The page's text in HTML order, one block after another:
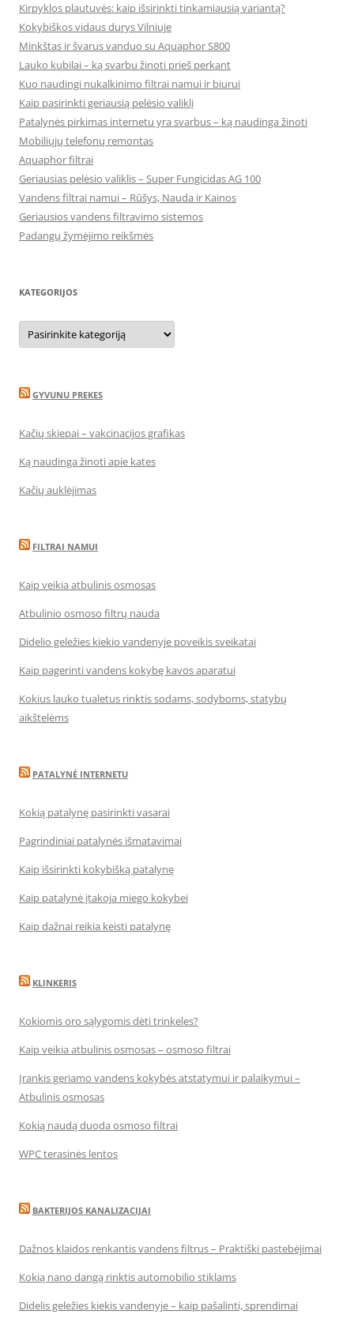
Kirpyklos plautuvės: kaip išsirinkti tinkamiausią variantą?
Kokybiškos vidaus durys Vilniuje
Minkštas ir švarus vanduo su Aquaphor S800
Lauko kubilai – ką svarbu žinoti prieš perkant
Kuo naudingi nukalkinimo filtrai namui ir biurui
Kaip pasirinkti geriausią pelėsio valiklį
Patalynės pirkimas internetu yra svarbus – ką naudinga žinoti
Mobiliųjų telefonų remontas
Aquaphor filtrai
Geriausias pelėsio valiklis – Super Fungicidas AG 100
Vandens filtrai namui – Rūšys, Nauda ir Kainos
Geriausios vandens filtravimo sistemos
Padangų žymėjimo reikšmės
KATEGORIJOS
Kategorijos
GYVUNU PREKES
Kačių skiepai – vakcinacijos grafikas
Ką naudinga žinoti apie kates
Kačių auklėjimas
FILTRAI NAMUI
Kaip veikia atbulinis osmosas
Atbulinio osmoso filtrų nauda
Didelio geležies kiekio vandenyje poveikis sveikatai
Kaip pagerinti vandens kokybę kavos aparatui
Kokius lauko tualetus rinktis sodams, sodyboms, statybų
aikštelėms
PATALYNĖ INTERNETU
Kokią patalynę pasirinkti vasarai
Pagrindiniai patalynės išmatavimai
Kaip išsirinkti kokybišką patalynę
Kaip patalynė įtakoja miego kokybei
Kaip dažnai reikia keisti patalynę
KLINKERIS
Kokiomis oro sąlygomis dėti trinkeles?
Kaip veikia atbulinis osmosas – osmoso filtrai
Įrankis geriamo vandens kokybės atstatymui ir palaikymui –
Atbulinis osmosas
Kokią naudą duoda osmoso filtrai
WPC terasinės lentos
BAKTERIJOS KANALIZACIJAI
Dažnos klaidos renkantis vandens filtrus – Praktiški pastebėjimai
Kokią nano dangą rinktis automobilio stiklams
Didelis geležies kiekis vandenyje – kaip pašalinti, sprendimai